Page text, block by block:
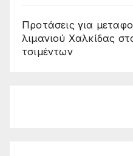
Προτάσεις για
λιμανιού Χαλκίδας
τσιμέντων